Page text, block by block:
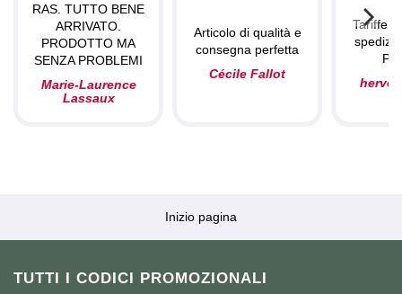
RAS. TUTTO BENE
ARRIVATO.
PRODOTTO MA
SENZA PROBLEMI
Marie-Laurence
Lassaux
Articolo di qualità e
consegna perfetta
Cécile Fallot
Tariffe
herve
Inizio pagina
TUTTI I CODICI PROMOZIONALI